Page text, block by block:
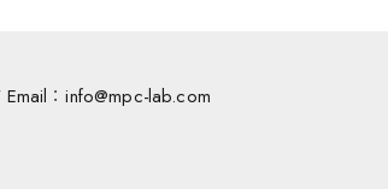
：info@mpc-lab.com